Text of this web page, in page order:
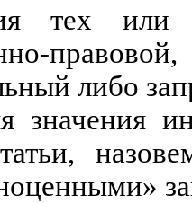
тех
либо
значения